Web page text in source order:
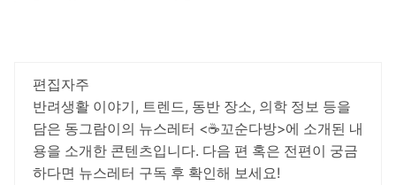
편집자주
반려생활 이야기, 트렌드, 동반 장소, 의학 정보 등을
담은 동그람이의 뉴스레터 <☕꼬순다방>에 소개된 내
용을 소개한 콘텐츠입니다. 다음 편 혹은 전편이 궁금
하다면 뉴스레터 구독 후 확인해 보세요!